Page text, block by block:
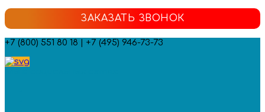
ЗАКАЗАТЬ ЗВОНОК
+7 (800) 551 80 18 | +7 (495) 946-73-73